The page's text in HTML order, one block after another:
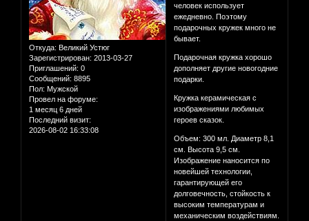
Откуда: Великий Устюг
Зарегистрирован: 2013-03-27
Приглашений: 0
Сообщений: 8895
Пол: Мужской
Провел на форуме:
1 месяц 6 дней
Последний визит:
2026-08-02 16:33:08
человек использует
ежедневно. Поэтому
подарочных кружек много не
бывает.
Подарочная кружка хорошо
дополняет другие новогодние
подарки.
Кружка керамическая с
изображениями любимых
героев сказок.
Объем: 300 мл. Диаметр 8,1
см. Высота 9,5 см.
Изображение наносится по
новейшей технологии,
гарантирующей его
долговечность, стойкость к
высоким температурам и
механическим воздействиям.